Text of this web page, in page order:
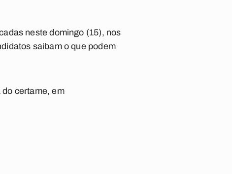
neste domingo (15), nos
saibam o que podem
certame, em